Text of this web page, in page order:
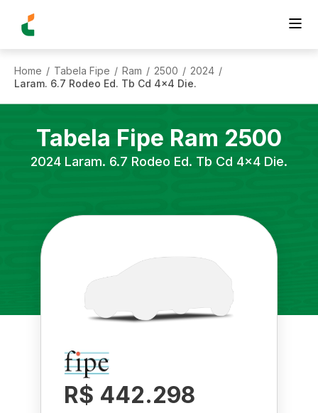
Home / Tabela Fipe / Ram / 2500 / 2024 /
Laram. 6.7 Rodeo Ed. Tb Cd 4x4 Die.
Tabela Fipe Ram 2500
2024 Laram. 6.7 Rodeo Ed. Tb Cd 4x4 Die.
R$ 442.298